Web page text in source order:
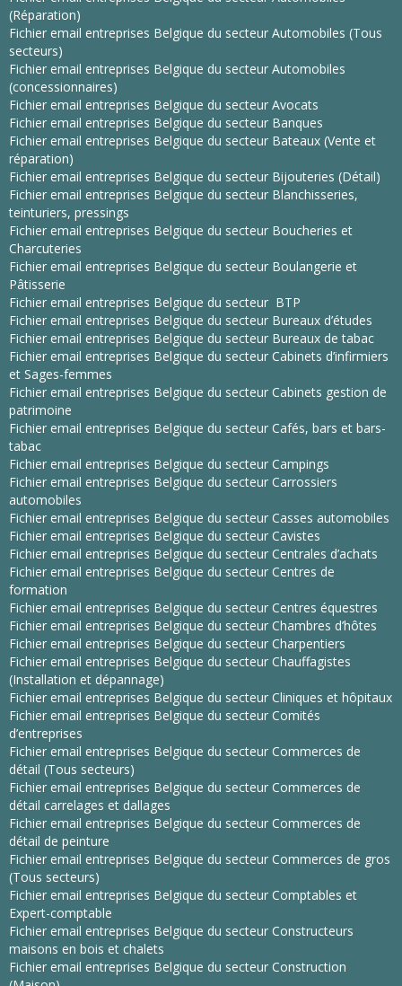
(Réparation)
Fichier email entreprises Belgique du secteur Automobiles (Tous
secteurs)
Fichier email entreprises Belgique du secteur Automobiles
(concessionnaires)
Fichier email entreprises Belgique du secteur Avocats
Fichier email entreprises Belgique du secteur Banques
Fichier email entreprises Belgique du secteur Bateaux (Vente et
réparation)
Fichier email entreprises Belgique du secteur Bijouteries (Détail)
Fichier email entreprises Belgique du secteur Blanchisseries,
teinturiers, pressings
Fichier email entreprises Belgique du secteur Boucheries et
Charcuteries
Fichier email entreprises Belgique du secteur Boulangerie et
Pâtisserie
Fichier email entreprises Belgique du secteur BTP
Fichier email entreprises Belgique du secteur Bureaux d’études
Fichier email entreprises Belgique du secteur Bureaux de tabac
Fichier email entreprises Belgique du secteur Cabinets d’infirmiers
et Sages-femmes
Fichier email entreprises Belgique du secteur Cabinets gestion de
patrimoine
Fichier email entreprises Belgique du secteur Cafés, bars et bars-
tabac
Fichier email entreprises Belgique du secteur Campings
Fichier email entreprises Belgique du secteur Carrossiers
automobiles
Fichier email entreprises Belgique du secteur Casses automobiles
Fichier email entreprises Belgique du secteur Cavistes
Fichier email entreprises Belgique du secteur Centrales d’achats
Fichier email entreprises Belgique du secteur Centres de
formation
Fichier email entreprises Belgique du secteur Centres équestres
Fichier email entreprises Belgique du secteur Chambres d’hôtes
Fichier email entreprises Belgique du secteur Charpentiers
Fichier email entreprises Belgique du secteur Chauffagistes
(Installation et dépannage)
Fichier email entreprises Belgique du secteur Cliniques et hôpitaux
Fichier email entreprises Belgique du secteur Comités
d’entreprises
Fichier email entreprises Belgique du secteur Commerces de
détail (Tous secteurs)
Fichier email entreprises Belgique du secteur Commerces de
détail carrelages et dallages
Fichier email entreprises Belgique du secteur Commerces de
détail de peinture
Fichier email entreprises Belgique du secteur Commerces de gros
(Tous secteurs)
Fichier email entreprises Belgique du secteur Comptables et
Expert-comptable
Fichier email entreprises Belgique du secteur Constructeurs
maisons en bois et chalets
Fichier email entreprises Belgique du secteur Construction